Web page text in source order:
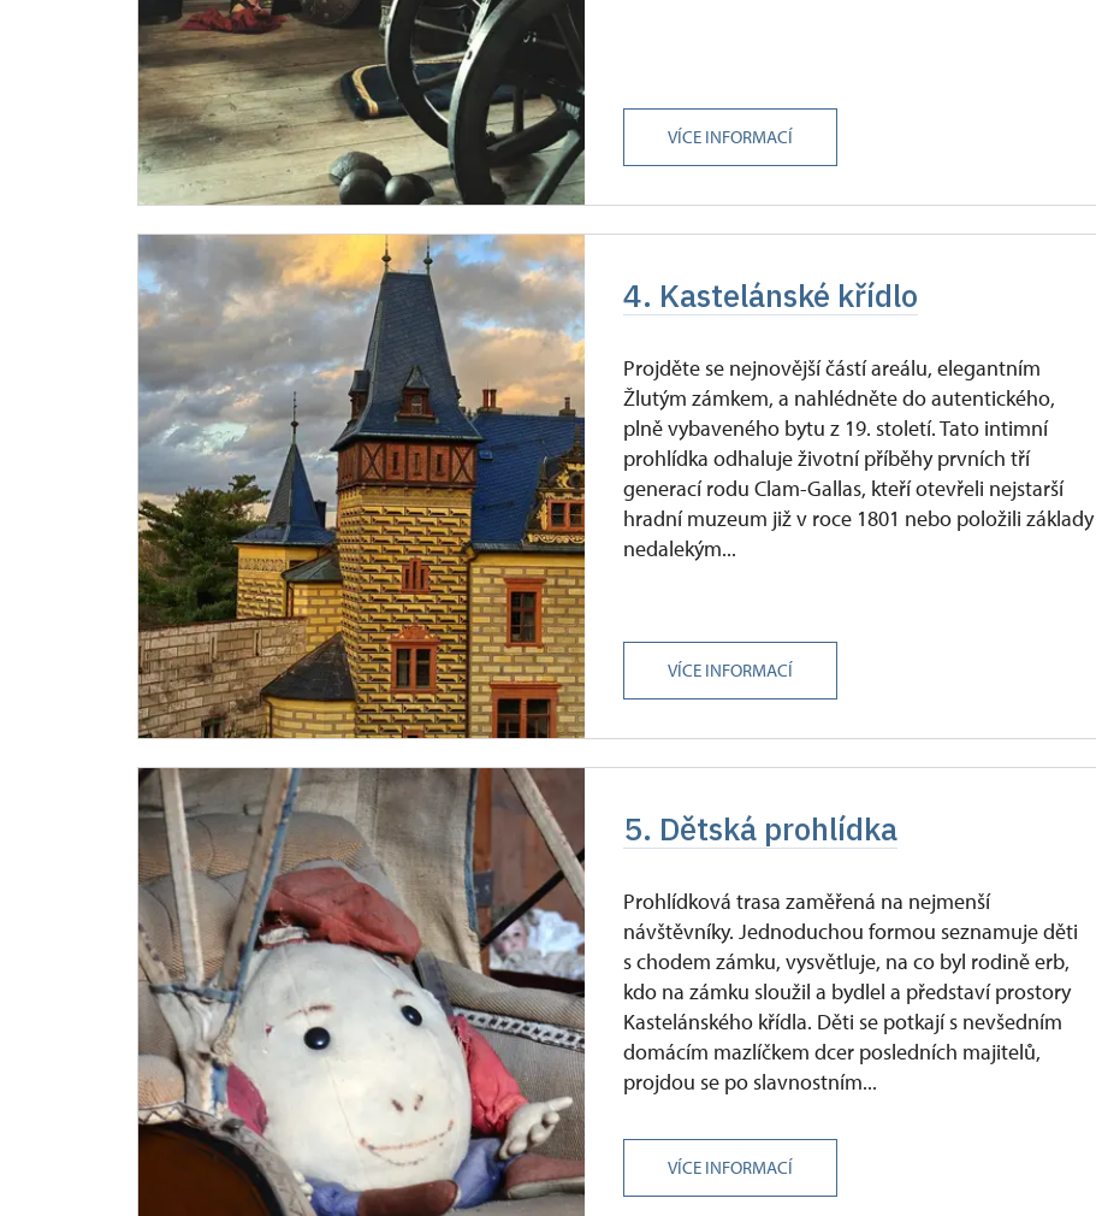
VÍCE INFORMACÍ
4. Kastelánské křídlo
Projděte se nejnovější částí areálu, elegantním
Žlutým zámkem, a nahlédněte do autentického,
plně vybaveného bytu z 19. století. Tato intimní
prohlídka odhaluje životní příběhy prvních tří
generací rodu Clam-Gallas, kteří otevřeli nejstarší
hradní muzeum již v roce 1801 nebo položili základy
nedalekým...
VÍCE INFORMACÍ
5. Dětská prohlídka
Prohlídková trasa zaměřená na nejmenší
návštěvníky. Jednoduchou formou seznamuje děti
s chodem zámku, vysvětluje, na co byl rodině erb,
kdo na zámku sloužil a bydlel a představí prostory
Kastelánského křídla. Děti se potkají s nevšedním
domácím mazlíčkem dcer posledních majitelů,
projdou se po slavnostním...
VÍCE INFORMACÍ